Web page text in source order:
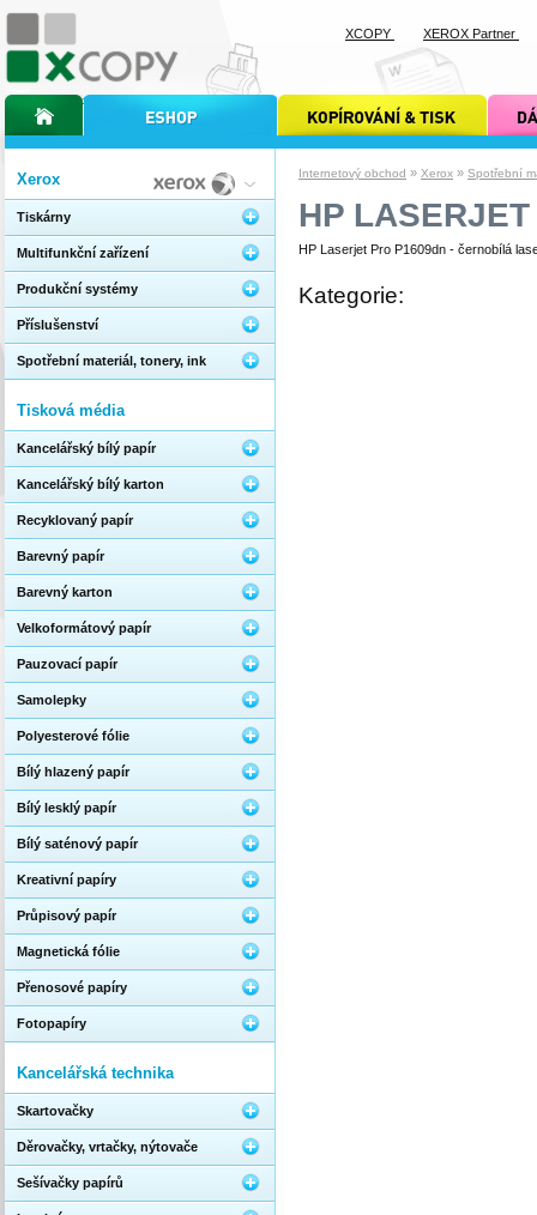
Internetový obchod » Xerox » Spotřební
HP
HP Laserjet Pro P1609dn - černobílá
Kategorie:
Xerox
Tiskárny
Multifunkční zařízení
Produkční systémy
Příslušenství
Spotřební materiál, tonery, ink
Tisková média
Kancelářský bílý papír
Kancelářský bílý karton
Recyklovaný papír
Barevný papír
Barevný karton
Velkoformátový papír
Pauzovací papír
Samolepky
Polyesterové fólie
Bílý hlazený papír
Bílý lesklý papír
Bílý saténový papír
Kreativní papíry
Průpisový papír
Magnetická fólie
Přenosové papíry
Fotopapíry
Kancelářská technika
Skartovačky
Děrovačky, vrtačky, nýtovače
Sešívačky papírů
úvodní stránka xcopyinternetový obchod xcopy kopírování a tisk xcopy dárkové
XCOPY XEROX Partner